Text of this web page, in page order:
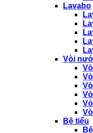
Lavabo
Vòi
Bệ tiểu